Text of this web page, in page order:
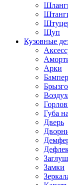
Щуп
Кузовные
Арки
Губа
Дверь
Замки